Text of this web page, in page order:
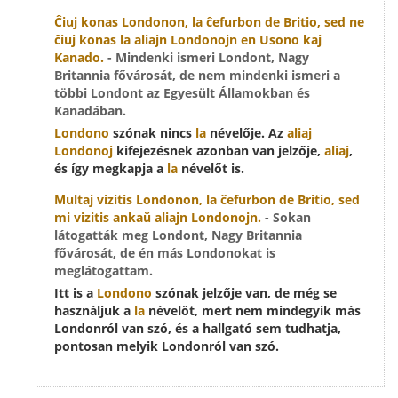
Ĉiuj konas Londonon, la ĉefurbon de Britio, sed ne
ĉiuj konas la aliajn Londonojn en Usono kaj
Kanado. - Mindenki ismeri Londont, Nagy
Britannia fővárosát, de nem mindenki ismeri a
többi Londont az Egyesült Államokban és
Kanadában.
Londono szónak nincs la névelője. Az aliaj
Londonoj kifejezésnek azonban van jelzője, aliaj,
és így megkapja a la névelőt is.
Multaj vizitis Londonon, la ĉefurbon de Britio, sed
mi vizitis ankaŭ aliajn Londonojn. - Sokan
látogatták meg Londont, Nagy Britannia
fővárosát, de én más Londonokat is
meglátogattam.
Itt is a Londono szónak jelzője van, de még se
használjuk a la névelőt, mert nem mindegyik más
Londonról van szó, és a hallgató sem tudhatja,
pontosan melyik Londonról van szó.